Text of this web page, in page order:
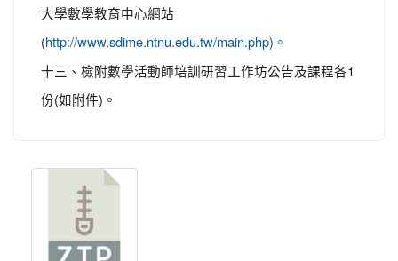
大學數學教育中心網站
( http://www.sdime.ntnu.edu.tw/main.php)。
十三、檢附數學活動師培訓研習工作坊公告及課程各1
份(如附件)。